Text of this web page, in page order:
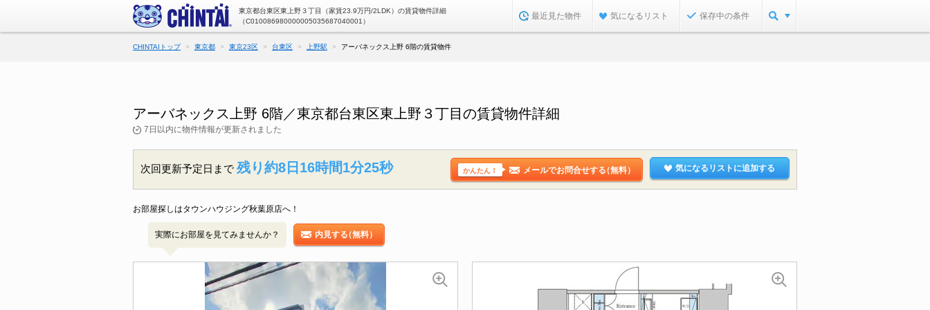
東京都台東区東上野３丁目（家賃23.9万円/2LDK）の賃貸物件詳細
（C010086980000005035687040001）
最近見た物件 気になるリスト 保存中の条件
CHINTAIトップ 東京都 東京23区 台東区 上野駅 アーバネックス上野 6階の賃貸物件
アーバネックス上野 6階／東京都台東区東上野３丁目の賃貸物件詳細
7日以内に物件情報が更新されました
次回更新予定日まで 残り約8日16時間1分24秒 かんたん！ メールでお問合せする（無料） 気になるリストに追加する
お部屋探しはタウンハウジング秋葉原店へ！
実際にお部屋を見てみませんか？ 内見する（無料）